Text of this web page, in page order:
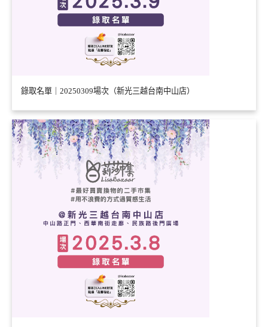
錄取名單｜20250309場次（新光三越台南中山店）